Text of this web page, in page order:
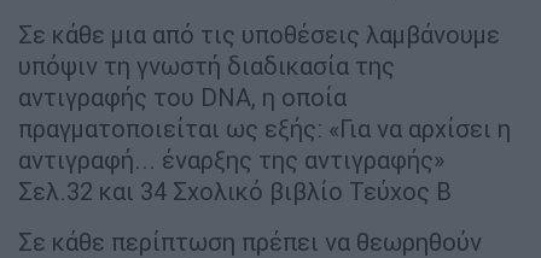
Σε κάθε μια από τις υποθέσεις λαμβάνουμε
υπόψιν τη γνωστή διαδικασία της
αντιγραφής του DNA, η οποία
πραγματοποιείται ως εξής: «Για να αρχίσει η
αντιγραφή... έναρξης της αντιγραφής»
Σελ.32 και 34 Σχολικό βιβλίο Τεύχος Β
Σε κάθε περίπτωση πρέπει να θεωρηθούν